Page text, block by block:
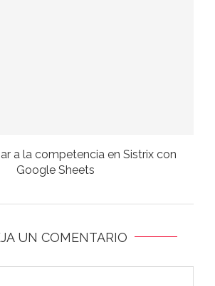
a la competencia en Sistrix con
Google Sheets
UN COMENTARIO